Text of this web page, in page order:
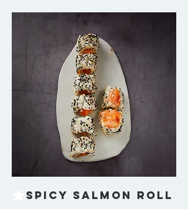
Spicy Salmon Roll